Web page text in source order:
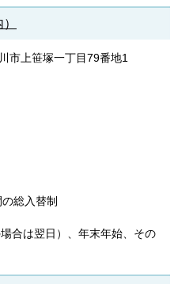
上笹塚一丁目79番地1
総入替制
合は翌日）、年末年始、その